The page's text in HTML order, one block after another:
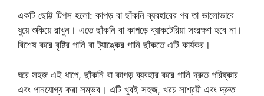
একটি ছোট্ট টিপস হলো: কাপড় বা ছাঁকনি ব্যবহারের পর তা ভালোভাবে
ধুয়ে শুকিয়ে রাখুন। এতে ছাঁকনি বা কাপড়ে ব্যাকটেরিয়া সংরক্ষণ হবে না।
বিশেষ করে বৃষ্টির পানি বা ট্যাঙ্কের পানি ছাঁকতে এটি কার্যকর।
ঘরে সহজ এই ধাপে, ছাঁকনি বা কাপড় ব্যবহার করে পানি দ্রুত পরিষ্কার
এবং পানযোগ্য করা সম্ভব। এটি খুবই সহজ, খরচ সাশ্রয়ী এবং দ্রুত